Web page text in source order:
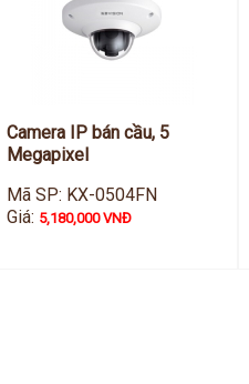
Camera IP bán cầu, 5
Megapixel
Mã SP: KX-0504FN
Giá: 5,180,000 VNĐ